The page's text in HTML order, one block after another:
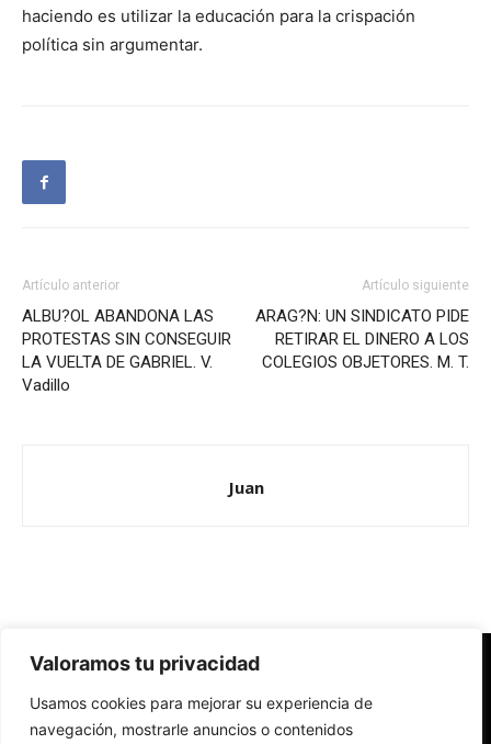
Valoramos tu privacidad
Usamos cookies para mejorar su experiencia de
navegación, mostrarle anuncios o contenidos
haciendo es utilizar la educación para la crispación
política sin argumentar.
Artículo anterior
ALBU?OL ABANDONA LAS
PROTESTAS SIN CONSEGUIR
LA VUELTA DE GABRIEL. V.
Vadillo
Artículo siguiente
ARAG?N: UN SINDICATO PIDE
RETIRAR EL DINERO A LOS
COLEGIOS OBJETORES. M. T.
Juan
Redes Cristianas
Una mirada alternativa sobre la Iglesia católica y la sociedad
- Colectivos de Redes Cristianas